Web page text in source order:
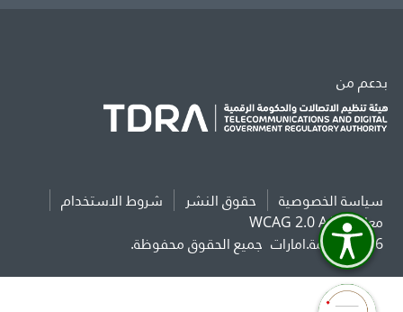
بدعم من
سياسة الخصوصية حقوق النشر
شروط الاستخدام
معايير WCAG 2.0 AAA
2026 حكومة.امارات
جميع الحقوق محفوظة.